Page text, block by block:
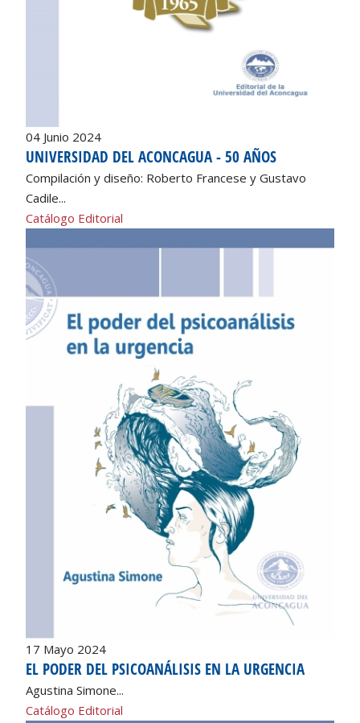
04 Junio 2024
UNIVERSIDAD DEL ACONCAGUA - 50 AÑOS
Compilación y diseño: Roberto Francese y Gustavo
Cadile...
Catálogo Editorial
17 Mayo 2024
EL PODER DEL PSICOANÁLISIS EN LA URGENCIA
Agustina Simone...
Catálogo Editorial